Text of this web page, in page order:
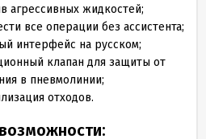
агрессивных жидкостей;
все операции без ассистента;
интерфейс на русском;
клапан для защиты от
в пневмолинии;
отходов.